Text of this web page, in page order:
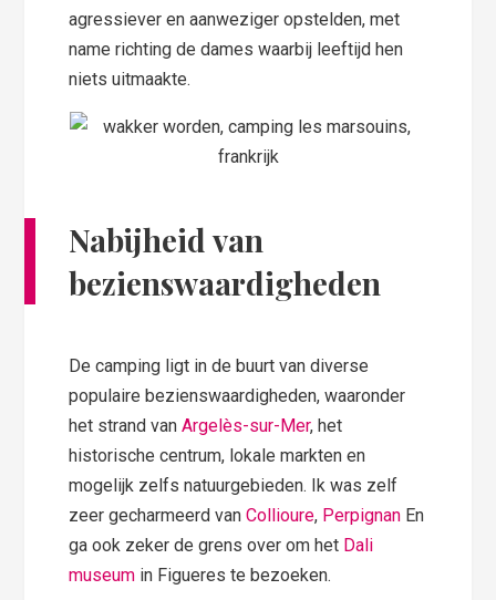
agressiever en aanweziger opstelden, met
name richting de dames waarbij leeftijd hen
niets uitmaakte.
Nabijheid van
bezienswaardigheden
De camping ligt in de buurt van diverse
populaire bezienswaardigheden, waaronder
het strand vanArgelès-sur-Mer, het
historische centrum, lokale markten en
mogelijk zelfs natuurgebieden. Ik was zelf
zeer gecharmeerd vanCollioure, Perpignan En
ga ook zeker de grens over om het Dali
museum in Figueres te bezoeken.